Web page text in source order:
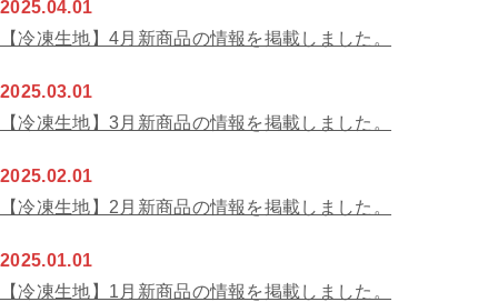
2025.04.01
【冷凍生地】4月新商品の情報を掲載しました。
2025.03.01
【冷凍生地】3月新商品の情報を掲載しました。
2025.02.01
【冷凍生地】2月新商品の情報を掲載しました。
2025.01.01
【冷凍生地】1月新商品の情報を掲載しました。